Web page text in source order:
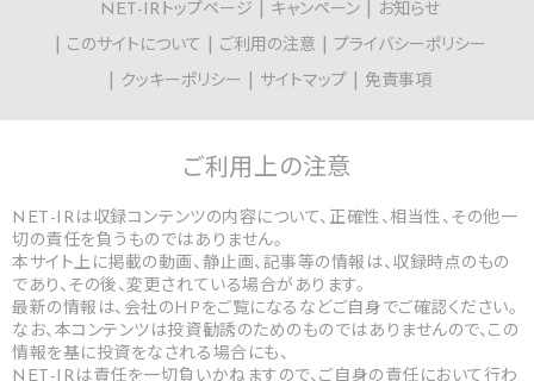
NET-IRトップページ キャンペーン
お知らせ
このサイトについて
ご利用の注意
プライバシーポリシー
クッキーポリシー
サイトマップ 免責事項
ご利用上の注意
NET-IRは収録コンテンツの内容について、正確性、相当性、その他一
切の責任を負うものではありません。
本サイト上に掲載の動画、静止画、記事等の情報は、収録時点のもの
であり、その後、変更されている場合があります。
最新の情報は、会社のHPをご覧になるなどご自身でご確認ください。
なお、本コンテンツは投資勧誘のためのものではありませんので、この
情報を基に投資をなされる場合にも、
NET-IRは責任を一切負いかねますので、ご自身の責任において行わ